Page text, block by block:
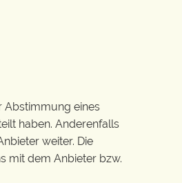
Abstimmung eines
haben. Anderenfalls
weiter. Die
mit dem Anbieter bzw.